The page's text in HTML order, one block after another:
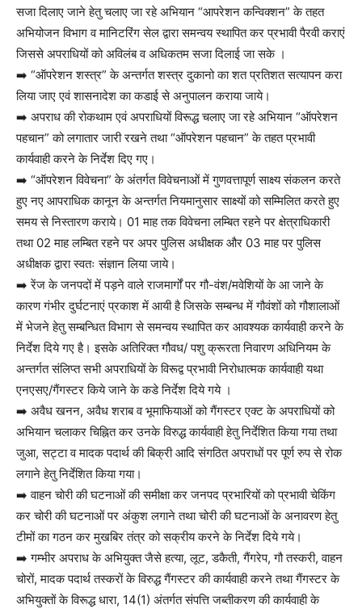
सजा दिलाए जाने हेतु चलाए जा रहे अभियान “आपरेशन कन्विक्शन” के तहत
अभियोजन विभाग व मानिटरिंग सेल द्वारा समन्वय स्थापित कर प्रभावी पैरवी कराएं
जिससे अपराधियों को अविलंब व अधिकतम सजा दिलाई जा सके ।
➡️ “ऑपरेशन शस्त्र” के अन्तर्गत शस्त्र दुकानो का शत प्रतिशत सत्यापन करा
लिया जाए एवं शासनादेश का कडाई से अनुपालन कराया जाये।
➡️ अपराध की रोकथाम एवं अपराधियों विरूद्ध चलाए जा रहे अभियान “ऑपरेशन
पहचान” को लगातार जारी रखने तथा “ऑपरेशन पहचान” के तहत प्रभावी
कार्यवाही करने के निर्देश दिए गए।
➡️ “ऑपरेशन विवेचना” के अंतर्गत विवेचनाओं में गुणवत्तापूर्ण साक्ष्य संकलन करते
हुए नए आपराधिक कानून के अन्तर्गत नियमानुसार साक्ष्यों को सम्मिलित करते हुए
समय से निस्तारण कराये। 01 माह तक विवेचना लम्बित रहने पर क्षेत्राधिकारी
तथा 02 माह लम्बित रहने पर अपर पुलिस अधीक्षक और 03 माह पर पुलिस
अधीक्षक द्वारा स्वतः संज्ञान लिया जाये।
➡️ रेंज के जनपदों में पड़ने वाले राजमार्गों पर गौ-वंश/मवेशियों के आ जाने के
कारण गंभीर दुर्घटनाएं प्रकाश में आयी है जिसके सम्बन्ध में गौवंशों को गौशालाओं
में भेजने हेतु सम्बन्धित विभाग से समन्वय स्थापित कर आवश्यक कार्यवाही करने के
निर्देश दिये गए है। इसके अतिरिक्त गौवध/ पशु क्रूरता निवारण अधिनियम के
अन्तर्गत संलिप्त सभी अपराधियों के विरूद्व प्रभावी निरोधात्मक कार्यवाही यथा
एनएसए/गैंगस्टर किये जाने के कडे निर्देश दिये गये ।
➡️ अवैध खनन, अवैध शराब व भूमाफियाओं को गैंगस्टर एक्ट के अपराधियों को
अभियान चलाकर चिह्नित कर उनके विरुद्ध कार्यवाही हेतु निर्देशित किया गया तथा
जुआ, सट्टा व मादक पदार्थ की बिक्री आदि संगठित अपराधों पर पूर्ण रुप से रोक
लगाने हेतु निर्देशित किया गया।
➡️ वाहन चोरी की घटनाओं की समीक्षा कर जनपद प्रभारियों को प्रभावी चेकिंग
कर चोरी की घटनाओं पर अंकुश लगाने तथा चोरी की घटनाओं के अनावरण हेतु
टीमों का गठन कर मुखबिर तंत्र को सक्रीय करने के निर्देश दिये गये।
➡️ गम्भीर अपराध के अभियुक्त जैसे हत्या, लूट, डकैती, गैंगरेप, गौ तस्करी, वाहन
चोरों, मादक पदार्थ तस्करों के विरुद्ध गैंगस्टर की कार्यवाही करने तथा गैंगस्टर के
अभियुक्तों के विरूद्ध धारा, 14(1) अंतर्गत संपत्ति जब्तीकरण की कार्यवाही के